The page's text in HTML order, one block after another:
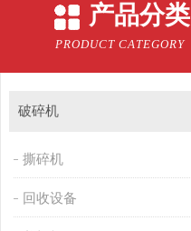
产品分类
PRODUCT CATEGORY
破碎机
撕碎机
回收设备